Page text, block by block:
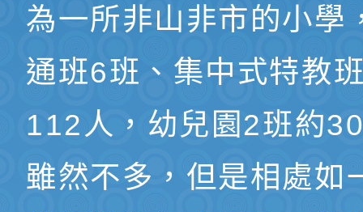
為一所非山非市的小學
通班6班、集中式特教
112人，幼兒園2班約
雖然不多，但是相處如